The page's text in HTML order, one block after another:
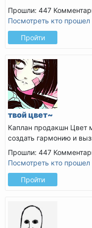
Прошли: 447
Посмотреть кто прошел
Пройти
твой цвет~
Каплан продакшн Цвет
создать гармонию и
Прошли: 447
Посмотреть кто прошел
Пройти